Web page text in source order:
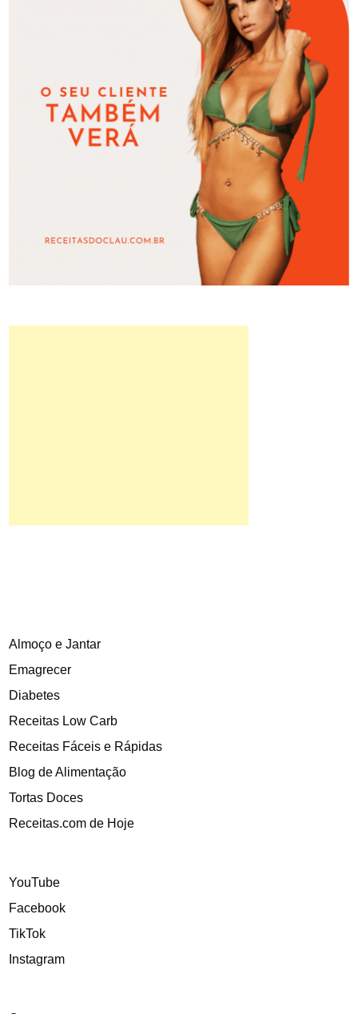
Almoço e Jantar
Emagrecer
Diabetes
Receitas Low Carb
Receitas Fáceis e Rápidas
Blog de Alimentação
Tortas Doces
Receitas.com de Hoje
YouTube
Facebook
TikTok
Instagram